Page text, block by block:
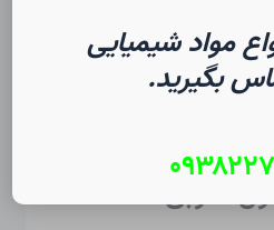
در شیمی
تناوبی
مواد شیمیایی
بگیرید.